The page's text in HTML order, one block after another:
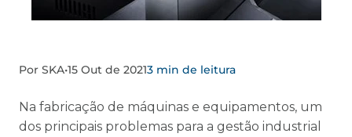
Por SKA•15 Out de 20213 min de leitura
Na fabricação de máquinas e equipamentos, um
dos principais problemas para a gestão industrial